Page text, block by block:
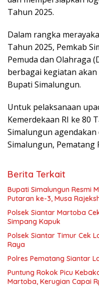
Tahun 2025.
Dalam rangka
Tahun 2025, Pemkab
Pemuda dan Olahraga
berbagai kegiatan
Bupati Simalungun.
Untuk pelaksanaan
Kemerdekaan RI ke 80
Simalungun
Simalungun, Pematang
Berita Terkait
Bupati Simalungun Resmi
Putaran ke-3, Musa
Polsek Siantar Martoba
Simpang Kapuk
Polsek Siantar Timur Cek
Raya
Polres Pematang Siantar
Puntung Rokok Picu
Martoba, Kerugian Capai